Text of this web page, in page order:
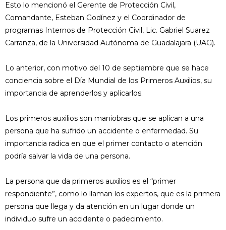
Esto lo mencionó el Gerente de Protección Civil,
Comandante, Esteban Godínez y el Coordinador de
programas Internos de Protección Civil, Lic. Gabriel Suarez
Carranza, de la Universidad Autónoma de Guadalajara (UAG).
Lo anterior, con motivo del 10 de septiembre que se hace
conciencia sobre el Día Mundial de los Primeros Auxilios, su
importancia de aprenderlos y aplicarlos.
Los primeros auxilios son maniobras que se aplican a una
persona que ha sufrido un accidente o enfermedad. Su
importancia radica en que el primer contacto o atención
podría salvar la vida de una persona.
La persona que da primeros auxilios es el “primer
respondiente”, como lo llaman los expertos, que es la primera
persona que llega y da atención en un lugar donde un
individuo sufre un accidente o padecimiento.